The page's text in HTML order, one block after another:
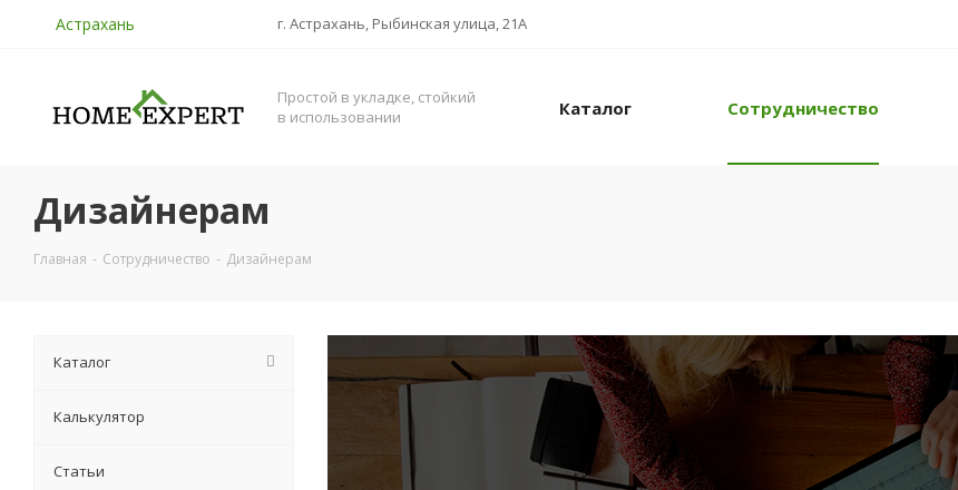
Астрахань г. Астрахань, Рыбинская улица, 21А
Простой в укладке, стойкий
в использовании
Каталог Сотрудничество
Дизайнерам
Главная - Сотрудничество - Дизайнерам
Каталог
Калькулятор
Статьи